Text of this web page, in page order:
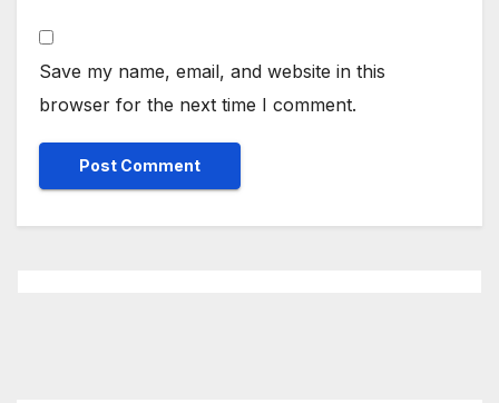
Save my name, email, and website in this
browser for the next time I comment.